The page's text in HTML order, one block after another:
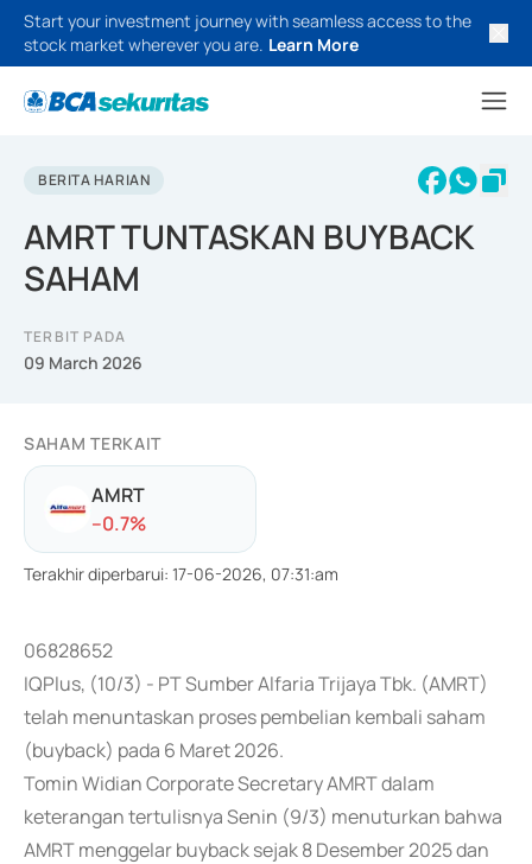
Start your investment journey with seamless access to the
stock market wherever you are. Learn More
BERITA HARIAN
AMRT TUNTASKAN BUYBACK
SAHAM
TERBIT PADA
09 March 2026
SAHAM TERKAIT
AMRT
--0.7%
Terakhir diperbarui: 17-06-2026, 07:31:am
06828652
IQPlus, (10/3) - PT Sumber Alfaria Trijaya Tbk. (AMRT)
telah menuntaskan proses pembelian kembali saham
(buyback) pada 6 Maret 2026.
Tomin Widian Corporate Secretary AMRT dalam
keterangan tertulisnya Senin (9/3) menuturkan bahwa
AMRT menggelar buyback sejak 8 Desember 2025 dan